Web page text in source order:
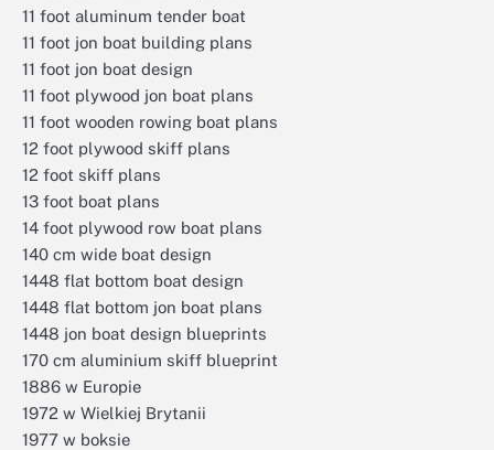
11 foot aluminum tender boat
11 foot jon boat building plans
11 foot jon boat design
11 foot plywood jon boat plans
11 foot wooden rowing boat plans
12 foot plywood skiff plans
12 foot skiff plans
13 foot boat plans
14 foot plywood row boat plans
140 cm wide boat design
1448 flat bottom boat design
1448 flat bottom jon boat plans
1448 jon boat design blueprints
170 cm aluminium skiff blueprint
1886 w Europie
1972 w Wielkiej Brytanii
1977 w boksie